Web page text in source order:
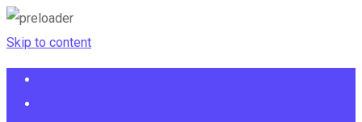
Skip to content